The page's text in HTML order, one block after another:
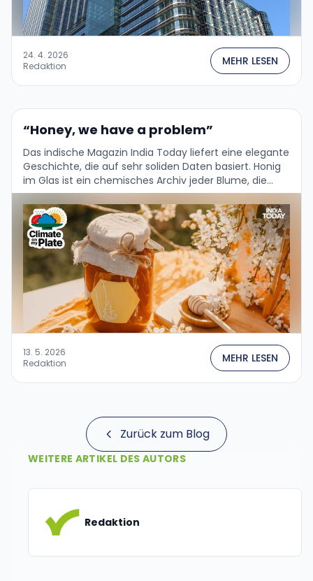
24. 4. 2026
Redaktion
MEHR LESEN
“Honey, we have a problem”
Das indische Magazin India Today liefert eine elegante
Geschichte, die auf sehr soliden Daten basiert. Honig
im Glas ist ein chemisches Archiv jeder Blume, die
Bienen in der Saison besucht …
13. 5. 2026
Redaktion
MEHR LESEN
Zurück zum Blog
WEITERE ARTIKEL DES AUTORS
Redaktion